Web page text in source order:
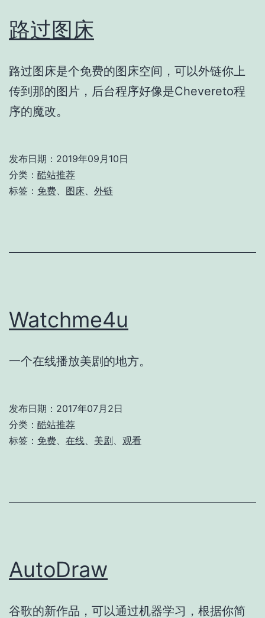
路过图床
路过图床是个免费的图床空间，可以外链你上
传到那的图片，后台程序好像是Chevereto程
序的魔改。
发布日期： 2019年09月10日
分类： 酷站推荐
标签： 免费 图床 外链
Watchme4u
一个在线播放美剧的地方。
发布日期： 2017年07月2日
分类： 酷站推荐
标签： 免费 在线 美剧 观看
AutoDraw
谷歌的新作品，可以通过机器学习，根据你简